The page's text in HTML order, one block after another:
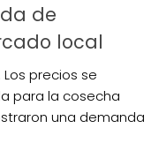
de
local
precios se
para la cosecha
una demanda